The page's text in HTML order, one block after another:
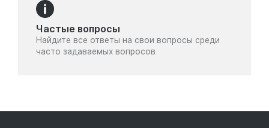
Частые вопросы
Найдите все ответы на свои вопросы среди
часто задаваемых вопросов